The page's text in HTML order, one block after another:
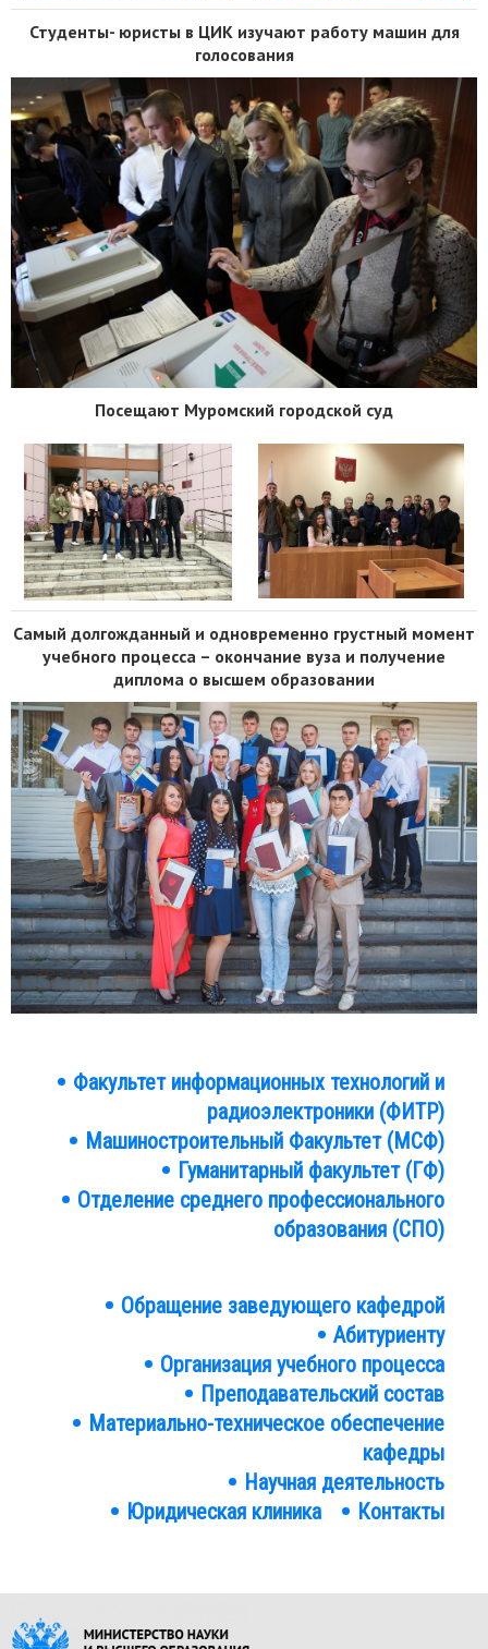
Студенты- юристы в ЦИК изучают работу машин для
голосования
Посещают Муромский городской суд
Самый долгожданный и одновременно грустный момент
учебного процесса – окончание вуза и получение
диплома о высшем образовании
ФакультетыФакультет информационных технологий и
радиоэлектроники (ФИТР)
Машиностроительный Факультет (МСФ)
Гуманитарный факультет (ГФ)
Отделение среднего профессионального
образования (СПО)
Обращение заведующего кафедрой
Абитуриенту
Организация учебного процесса
Преподавательский состав
Материально-техническое обеспечение
кафедры
Научная деятельность
Юридическая клиника
Контакты